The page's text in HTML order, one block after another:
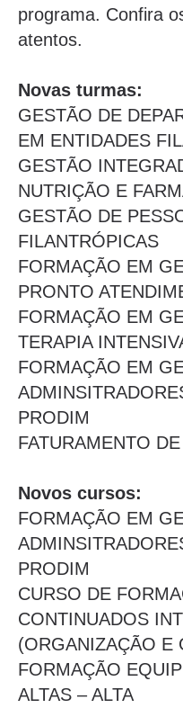
programa. Confira
atentos.
Novas turmas:
GESTÃO DE
EM ENTIDADES
GESTÃO
NUTRIÇÃO E
GESTÃO DE
FILANTRÓPICAS
FORMAÇÃO EM
PRONTO
FORMAÇÃO EM
TERAPIA
FORMAÇÃO EM
PRODIM
FATURAMENTO
Novos cursos:
FORMAÇÃO EM
PRODIM
CURSO DE
CONTINUADOS
(ORGANIZAÇÃO E
FORMAÇÃO
ALTAS – ALTA